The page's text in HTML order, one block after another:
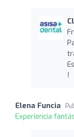
!
Elena Funcia
Experiencia